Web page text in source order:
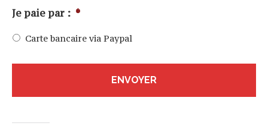
Je paie par : *
Carte bancaire via Paypal